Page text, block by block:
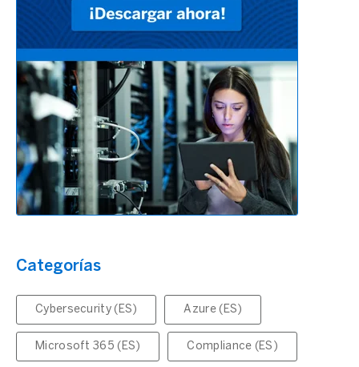
Categorías
Cybersecurity (ES) Azure (ES)
Microsoft 365 (ES) Compliance (ES)